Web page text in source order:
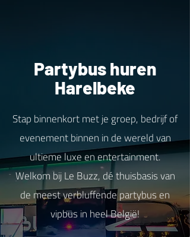
Partybus huren
Harelbeke
Stap binnenkort met je groep, bedrijf of
evenement binnen in de wereld van
ultieme luxe en entertainment.
Welkom bij Le Buzz, dé thuisbasis van
de meest verbluffende partybus en
vipbus in heel België!